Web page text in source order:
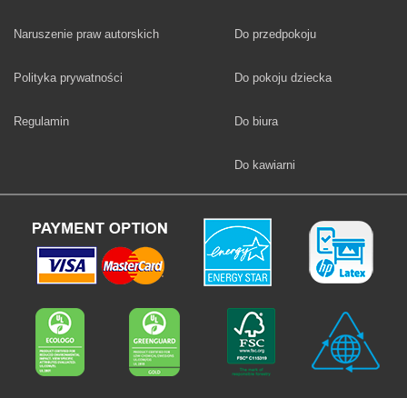
Naruszenie praw autorskich
Polityka prywatności
Regulamin
Fototapety
Do przedpokoju
Fototapety
Do pokoju dziecka
Fototapety
Do biura
Fototapety
Do kawiarni